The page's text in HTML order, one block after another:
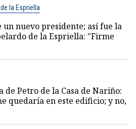
la Espriella
un nuevo presidente; así fue la
de la Espriella: "Firme
de Petro de la Casa de Nariño:
quedaría en este edificio; y no,